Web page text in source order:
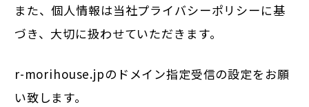
また、個人情報は当社プライバシーポリシーに基
づき、大切に扱わせていただきます。
r-morihouse.jpのドメイン指定受信の設定をお願
い致します。